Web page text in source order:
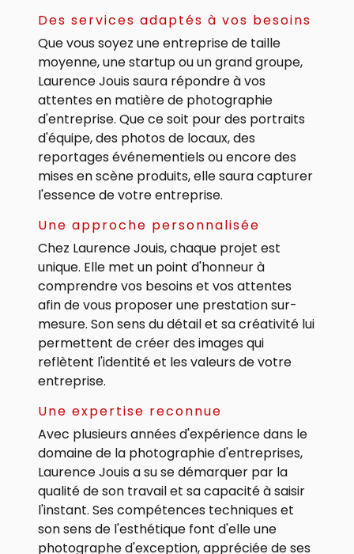
Des services adaptés à vos besoins
Que vous soyez une entreprise de taille
moyenne, une startup ou un grand groupe,
Laurence Jouis saura répondre à vos
attentes en matière de photographie
d'entreprise. Que ce soit pour des portraits
d'équipe, des photos de locaux, des
reportages événementiels ou encore des
mises en scène produits, elle saura capturer
l'essence de votre entreprise.
Une approche personnalisée
Chez Laurence Jouis, chaque projet est
unique. Elle met un point d'honneur à
comprendre vos besoins et vos attentes
afin de vous proposer une prestation sur-
mesure. Son sens du détail et sa créativité lui
permettent de créer des images qui
reflètent l'identité et les valeurs de votre
entreprise.
Une expertise reconnue
Avec plusieurs années d'expérience dans le
domaine de la photographie d'entreprises,
Laurence Jouis a su se démarquer par la
qualité de son travail et sa capacité à saisir
l'instant. Ses compétences techniques et
son sens de l'esthétique font d'elle une
photographe d'exception, appréciée de ses